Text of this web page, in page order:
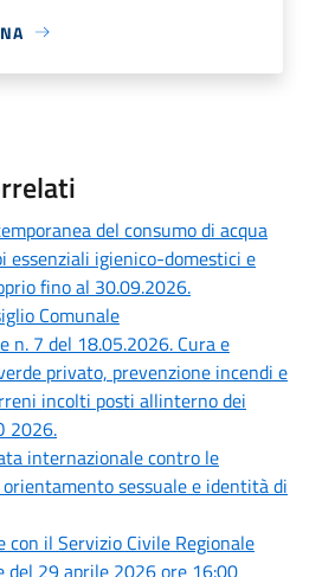
del consumo di acqua
essenziali igienico-domestici e
fino al 30.09.2026.
Comunale
n. 7 del 18.05.2026. Cura e
privato, prevenzione incendi e
incolti posti allinterno dei
2026.
internazionale contro le
sessuale e identità di
con il Servizio Civile Regionale
del 29 aprile 2026 ore 16:00